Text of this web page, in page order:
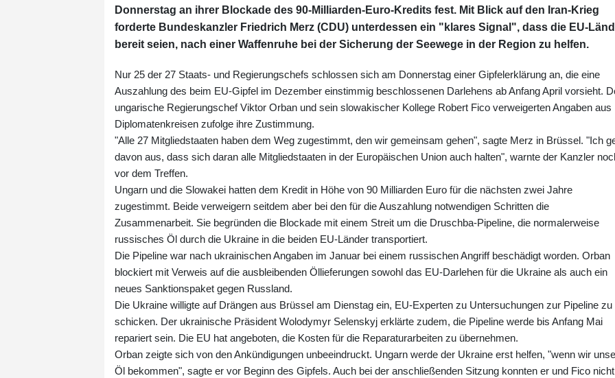
Donnerstag an ihrer Blockade des 90-Milliarden-Euro-Kredits fest. Mit Blick auf den Iran-Krieg
forderte Bundeskanzler Friedrich Merz (CDU) unterdessen ein "klares Signal", dass die EU-
bereit seien, nach einer Waffenruhe bei der Sicherung der Seewege in der Region zu helfen.
Nur 25 der 27 Staats- und Regierungschefs schlossen sich am Donnerstag einer Gipfelerklärung an, die eine
Auszahlung des beim EU-Gipfel im Dezember einstimmig beschlossenen Darlehens ab Anfang April vorsieht.
ungarische Regierungschef Viktor Orban und sein slowakischer Kollege Robert Fico verweigerten Angaben aus
Diplomatenkreisen zufolge ihre Zustimmung.
"Alle 27 Mitgliedstaaten haben dem Weg zugestimmt, den wir gemeinsam gehen", sagte Merz in Brüssel. "Ich
davon aus, dass sich daran alle Mitgliedstaaten in der Europäischen Union auch halten", warnte der Kanzler
vor dem Treffen.
Ungarn und die Slowakei hatten dem Kredit in Höhe von 90 Milliarden Euro für die nächsten zwei Jahre
zugestimmt. Beide verweigern seitdem aber bei den für die Auszahlung notwendigen Schritten die
Zusammenarbeit. Sie begründen die Blockade mit einem Streit um die Druschba-Pipeline, die normalerweise
russisches Öl durch die Ukraine in die beiden EU-Länder transportiert.
Die Pipeline war nach ukrainischen Angaben im Januar bei einem russischen Angriff beschädigt worden. Orban
blockiert mit Verweis auf die ausbleibenden Öllieferungen sowohl das EU-Darlehen für die Ukraine als auch ein
neues Sanktionspaket gegen Russland.
Die Ukraine willigte auf Drängen aus Brüssel am Dienstag ein, EU-Experten zu Untersuchungen zur Pipeline zu
schicken. Der ukrainische Präsident Wolodymyr Selenskyj erklärte zudem, die Pipeline werde bis Anfang Mai
repariert sein. Die EU hat angeboten, die Kosten für die Reparaturarbeiten zu übernehmen.
Orban zeigte sich von den Ankündigungen unbeeindruckt. Ungarn werde der Ukraine erst helfen, "wenn wir
Öl bekommen", sagte er vor Beginn des Gipfels. Auch bei der anschließenden Sitzung konnten er und Fico nicht